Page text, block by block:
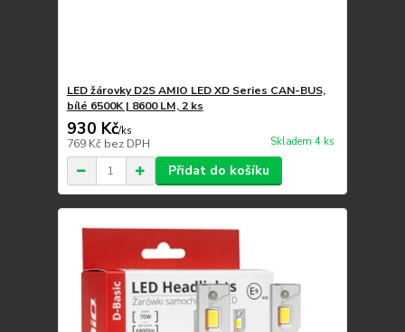
LED žárovky D2S AMIO LED XD Series CAN-BUS,
bílé 6500K | 8600 LM, 2 ks
930 Kč/ks
769 Kč bez DPH Skladem 4 ks
Přidat do košíku